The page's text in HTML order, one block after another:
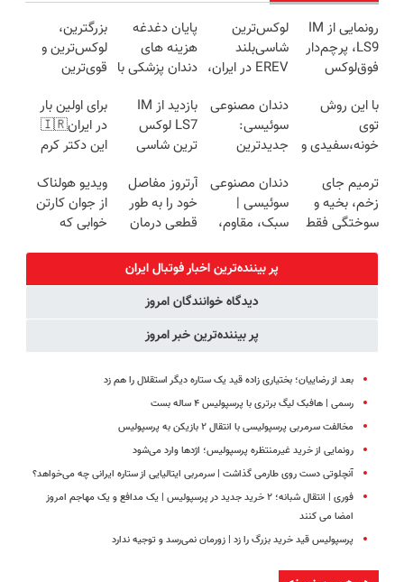
رونمایی از IM
LS9، پرچم‌دار
فوق‌لوکس
ایران شد
لوکس‌ترین
شاسی‌بلند
EREV در ایران،
موتور رونمایی
شد!
پایان دغدغه
هزینه های
دندان پزشکی با
کننده خانگی
بزرگترین،
لوکس‌ترین و
قوی‌ترین
EREV در در
ایران رونمایی
شد
با این روش
توی
خونه،سفیدی و
برگردون
(40%off)
دندان مصنوعی
سوئیسی:
جدیدترین
سبک و مقاوم |
پرداخت قسطی
بازدید از IM
LS7 لوکس
ترین شاسی
در باشگاه
انقلاب
برای اولین بار
در ایران🇮🇷
این دکتر کرم
روزه ساخت!
ترمیم جای
زخم، بخیه و
سوختگی فقط
دندان مصنوعی
سوئیسی |
سبک، مقاوم،
رایگان+پرداخت
اقساطی😍
آرتروز مفاصل
خود را به طور
قطعی درمان
◗پرسش‌نامه◖
ویدیو هولناک
از جوان کارتن
خوابی که
پر بیننده‌ترین اخبار فوتبال ايران
دیدگاه خوانندگان امروز
پر بیننده‌ترین خبر امروز
بعد از رضاییان؛ بختیاری زاده قید یک ستاره دیگر استقلال را هم زد
رسمی | هافبک لیگ برتری با پرسپولیس ۴ ساله بست
مخالفت سرمربی پرسپولیسی با انتقال ۲ بازیکن به پرسپولیس
رونمایی از خرید غیرمنتظره پرسپولیس؛ اژدها وارد می‌شود
آنچلوتی دست روی طارمی گذاشت | سرمربی ایتالیایی از ستاره ایرانی چه می‌خواهد؟
فوری | انتقال شبانه؛ ۲ خرید جدید در پرسپولیس | یک مدافع و یک مهاجم امروز
امضا می کنند
پرسپولیس قید خرید بزرگ را زد | زورمان نمی‌رسد و توجیه ندارد